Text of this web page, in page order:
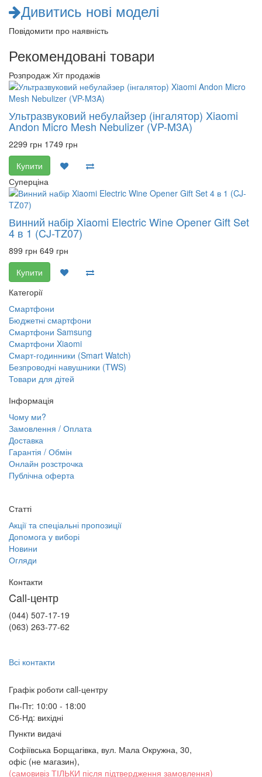
Дивитись нові моделі
Повідомити про наявність
Рекомендовані товари
Розпродаж Хіт продажів
Ультразвуковий небулайзер (інгалятор) Xiaomi
Andon Micro Mesh Nebulizer (VP-M3A)
2299 грн 1749 грн
Купити
Суперціна
Винний набір Xiaomi Electric Wine Opener Gift Set
4 в 1 (CJ-TZ07)
899 грн 649 грн
Купити
Категорії
Смартфони
Бюджетні смартфони
Смартфони Samsung
Смартфони Xiaomi
Смарт-годинники (Smart Watch)
Безпроводні навушники (TWS)
Товари для дітей
Інформація
Чому ми?
Замовлення / Оплата
Доставка
Гарантія / Обмін
Онлайн розстрочка
Публічна оферта
Статті
Акції та спеціальні пропозиції
Допомога у виборі
Новини
Огляди
Контакти
Call-центр
(044) 507-17-19
(063) 263-77-62
Всі контакти
Графік роботи сall-центру
Пн-Пт: 10:00 - 18:00
Сб-Нд: вихідні
Пункти видачі
Софіївська Борщагівка, вул. Мала Окружна, 30,
офіс (не магазин),
(самовивіз ТІЛЬКИ після підтвердження замовлення)